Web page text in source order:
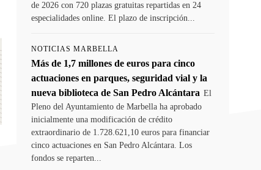
de 2026 con 720 plazas gratuitas repartidas en 24
especialidades online. El plazo de inscripción...
NOTICIAS MARBELLA
Más de 1,7 millones de euros para cinco
actuaciones en parques, seguridad vial y la
nueva biblioteca de San Pedro Alcántara El
Pleno del Ayuntamiento de Marbella ha aprobado
inicialmente una modificación de crédito
extraordinario de 1.728.621,10 euros para financiar
cinco actuaciones en San Pedro Alcántara. Los
fondos se reparten...